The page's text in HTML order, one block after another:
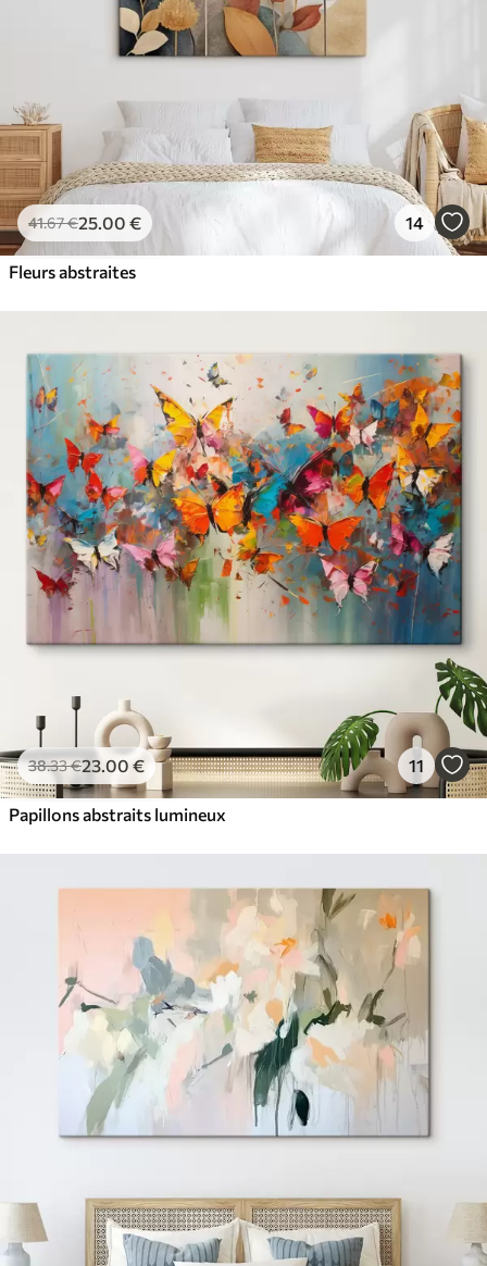
41.67€25.00 € 14
Fleurs abstraites
38.33€23.00 € 11
Papillons abstraits lumineux